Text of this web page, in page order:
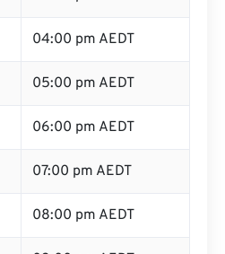
04:00 pm AEDT
05:00 pm AEDT
06:00 pm AEDT
07:00 pm AEDT
08:00 pm AEDT